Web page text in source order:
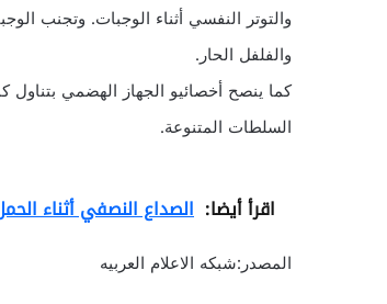
والتوتر النفسي أثناء الوجبات. وتجنب
والفلفل الحار.
كما ينصح أخصائيو الجهاز الهضمي بتناول
السلطات المتنوعة.
اقرأ أيضا: الصداع النصفي أثناء
المصدر:شبكه الاعلام العربيه